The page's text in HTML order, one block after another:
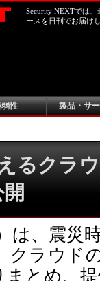
Security NEXTでは
ースを日刊でお届け
性 製品・サ
るクラ
は、震災
クラウド
とめ、